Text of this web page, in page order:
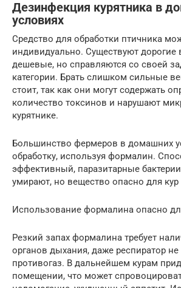
Дезинфекция курятника в
условиях
Средство для обработки птичника
индивидуально. Существуют дорогие
дешевые, но справляются со своей
категории. Брать слишком сильные
стоит, так как они могут содержать
количество токсинов и нарушают
курятнике.
Большинство фермеров в домашних
обработку, используя формалин.
эффективный, паразитарные
умирают, но вещество опасно для
Использование формалина опасно
Резкий запах формалина требует
органов дыхания, даже респиратор
противогаз. В дальнейшем курам
помещении, что может